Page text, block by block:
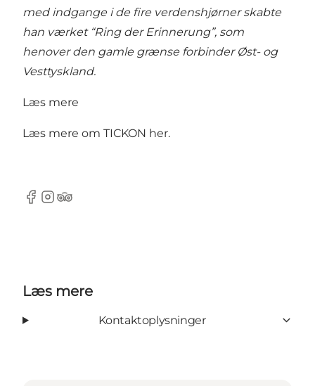
med indgange i de fire verdenshjørner skabte
han værket “Ring der Erinnerung”, som
henover den gamle grænse forbinder Øst- og
Vesttyskland.
Læs mere
Læs mere om TICKON her.
Facebook
Instagram
Tripadvisor
Læs mere
Kontaktoplysninger